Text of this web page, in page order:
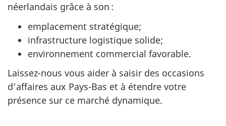
néerlandais grâce à son :
emplacement stratégique;
infrastructure logistique solide;
environnement commercial favorable.
Laissez-nous vous aider à saisir des occasions
d’affaires aux Pays-Bas et à étendre votre
présence sur ce marché dynamique.